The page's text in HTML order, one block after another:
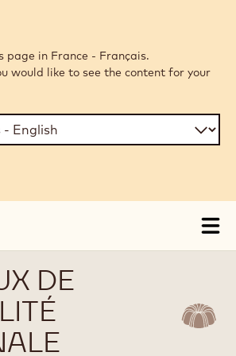
page in France - Français.
would like to see the content for your
DE